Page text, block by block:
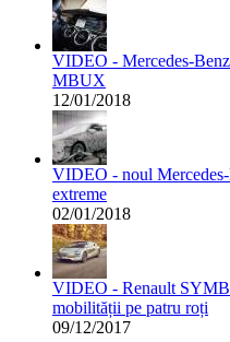
VIDEO - Mercedes-
MBUX
12/01/2018
VIDEO - noul
extreme
02/01/2018
VIDEO - Renault
mobilității pe patru roți
09/12/2017